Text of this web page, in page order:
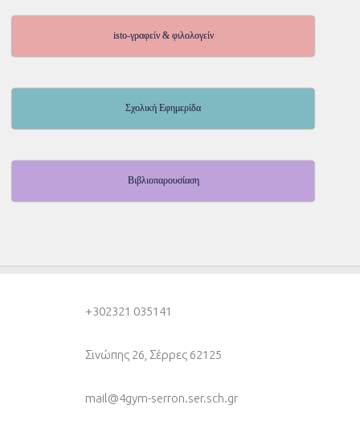
isto-γραφείν & φιλολογείν
Σχολική Εφημερίδα
Βιβλιοπαρουσίαση
+302321 035141
Σινώπης 26, Σέρρες 62125
mail@4gym-serron.ser.sch.gr